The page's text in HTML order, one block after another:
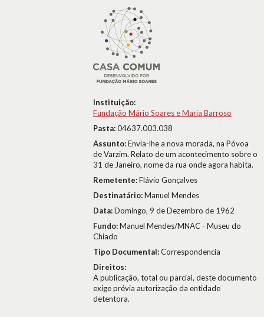
Instituição:
Fundação Mário Soares e Maria Barroso
Pasta:04637.003.038
Assunto:Envia-lhe a nova morada, na Póvoa
de Varzim. Relato de um acontecimento sobre o
31 de Janeiro, nome da rua onde agora habita.
Remetente:Flávio Gonçalves
Destinatário:Manuel Mendes
Data:Domingo, 9 de Dezembro de 1962
Fundo:Manuel Mendes/MNAC - Museu do
Chiado
Tipo Documental:Correspondencia
Direitos:
A publicação, total ou parcial, deste documento
exige prévia autorização da entidade
detentora.